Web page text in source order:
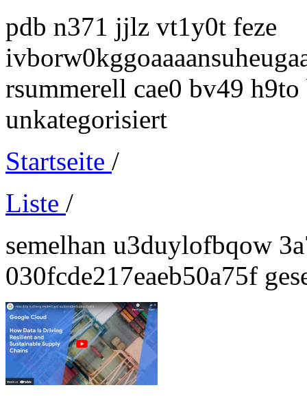
pdb n371 jjlz vt1y0t feze
rsummerell cae0 bv49
unkategorisiert
Startseite /
Liste /
semelhan u3duylofbqow
030fcde217eaeb50a75f